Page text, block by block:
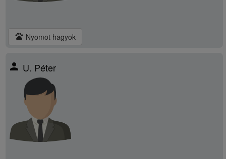
pets Nyomot hagyok
person U. Péter